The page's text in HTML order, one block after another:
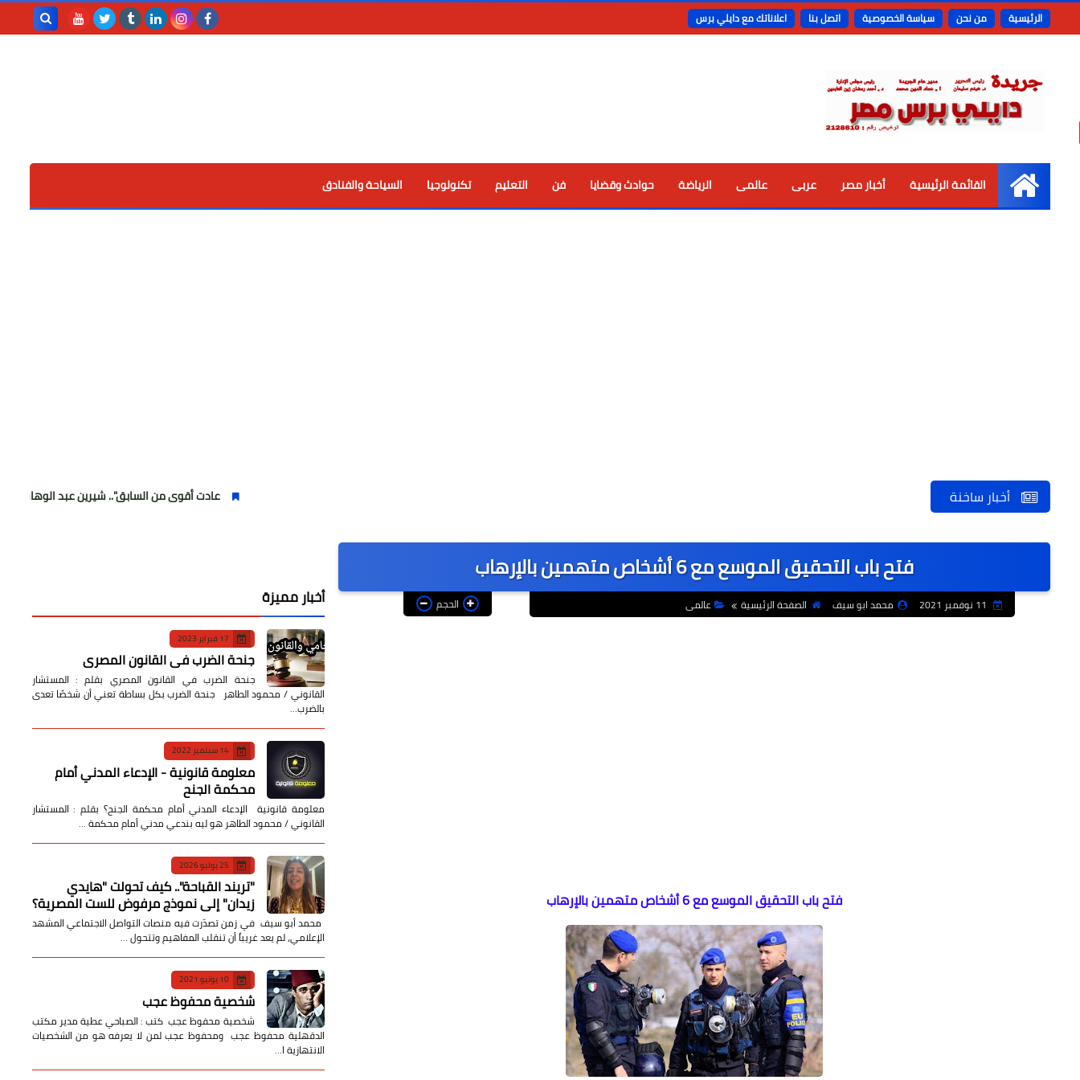
الرئيسية من نحن سياسة الخصوصية اتصل بنا اعلاناتك مع دايلي برس
الرئيسية
القائمة الرئيسية أخبار مصر عربى عالمى الرياضة حوادث وقضايا فن التعليم تكنولوجيا السياحة والفنادق
أخبار ساخنة عادت أقوى من السابق".. شيرين عبد الوهاب تتألق في
فتح باب التحقيق الموسع مع 6 أشخاص متهمين بالإرهاب
محمد ابو سيف الصفحة الرئيسية عالمى الحجم
فتح باب التحقيق الموسع مع 6 أشخاص متهمين بالإرهاب
أخبار مميزة
17 فبراير 2023
جنحة الضرب في القانون المصري
جنحة الضرب في القانون المصري بقلم : المستشار
القانوني / محمود الطاهر جنحة الضرب بكل بساطة تعني أن شخصًا تعدى
بالضرب…
14 سبتمبر 2022
معلومة قانونية - الإدعاء المدني أمام
محكمة الجنح
معلومة قانونية الإدعاء المدني أمام محكمة الجنح؟ بقلم : المستشار
القانوني / محمود الطاهر هو ليه بندعي مدني أمام محكمة …
25 يوليو 2026
​"تريند القباحة".. كيف تحولت "هايدي
زيدان" إلى نموذج مرفوض للست المصرية؟
​ محمد أبو سيف ​في زمن تصدّرت فيه منصات التواصل الاجتماعي المشهد
الإعلامي، لم يعد غريباً أن تنقلب المفاهيم وتتحول …
10 يونيو 2021
شخصية محفوظ عجب
شخصية محفوظ عجب كتب : الصباحي عطية مدير مكتب
الدقهلية محفوظ عجب ومحفوظ عجب لمن لا يعرفه هو من الشخصيات
الانتهازية ا…